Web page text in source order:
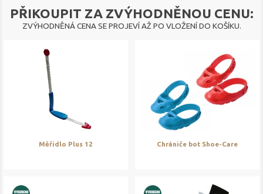
PŘIKOUPIT ZA ZVÝHODNĚNOU CENU:
ZVÝHODNĚNÁ CENA SE PROJEVÍ AŽ PO VLOŽENÍ DO KOŠÍKU.
Měřidlo Plus 12 Chrániče bot Shoe-Care